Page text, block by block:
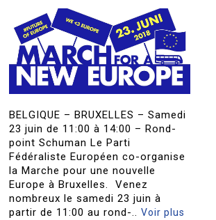
BELGIQUE – BRUXELLES – Samedi
23 juin de 11:00 à 14:00 – Rond-
point Schuman Le Parti
Fédéraliste Européen co-organise
la Marche pour une nouvelle
Europe à Bruxelles. Venez
nombreux le samedi 23 juin à
partir de 11:00 au rond-..Voir plus